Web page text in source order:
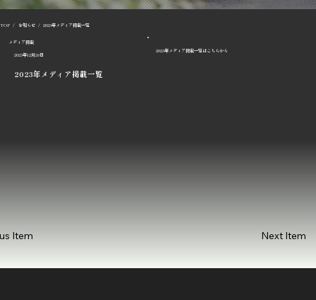
メディア掲載
2023年12月28日
2023年メディア掲載一覧
2023年メディア掲載一覧はこちらから
Item Next Item
​TOP / お知らせ / 2023年メディア掲載一覧